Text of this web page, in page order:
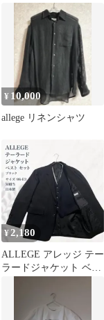
¥ 10,000
allege リネンシャツ
¥2,180
ALLEGE アレッジ テー
ラードジャケット ベス